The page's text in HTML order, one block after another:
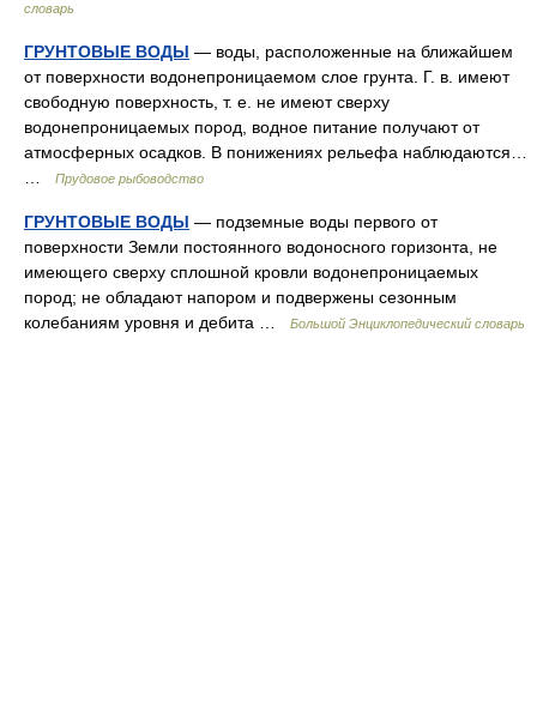
словарь
ГРУНТОВЫЕ ВОДЫ — воды, расположенные на ближайшем
от поверхности водонепроницаемом слое грунта. Г. в. имеют
свободную поверхность, т. е. не имеют сверху
водонепроницаемых пород, водное питание получают от
атмосферных осадков. В понижениях рельефа наблюдаются…
Прудовое рыбоводство
ГРУНТОВЫЕ ВОДЫ — подземные воды первого от
поверхности Земли постоянного водоносного горизонта, не
имеющего сверху сплошной кровли водонепроницаемых
пород; не обладают напором и подвержены сезонным
колебаниям уровня и дебита …
Большой Энциклопедический словарь